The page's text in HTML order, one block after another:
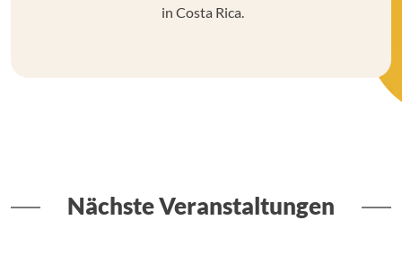
in Costa Rica.
Nächste Veranstaltungen